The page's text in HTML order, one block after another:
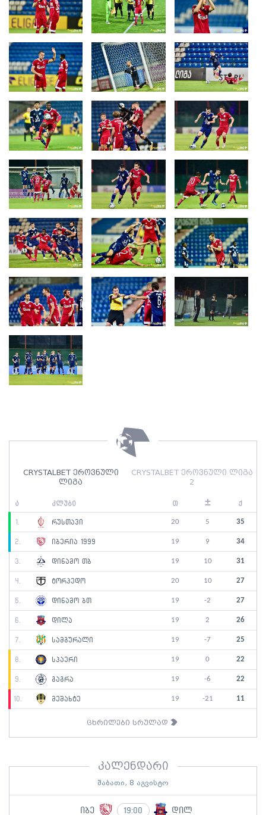
CRYSTALBET ეროვნული
ლიგა
CRYSTALBET ეროვნული ლიგა
2
ა კლუბი თ ± ქ
1. რუსთავი 20 5 35
2. იბერია 1999 19 9 34
3. დინამო თბ 19 10 31
4. ტორპედო 20 10 27
5. დინამო ბთ 19 -2 27
6. დილა 19 2 26
7. სამგურალი 19 -7 25
8. სპაერი 19 0 22
9. გაგრა 19 -6 22
10. მეშახტე 19 -21 11
ცხრილები სრულად
კალენდარი
შაბათი, 8 აგვისტო
იბე 19:00 დილ